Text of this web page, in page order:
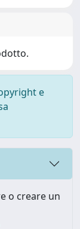
e
o creare un